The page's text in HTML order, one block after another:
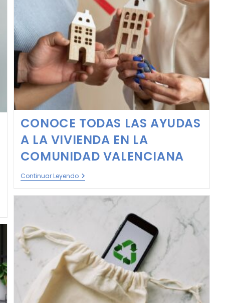
CONOCE TODAS LAS AYUDAS
A LA VIVIENDA EN LA
COMUNIDAD VALENCIANA
Continuar Leyendo